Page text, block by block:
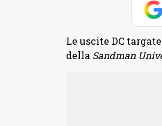
Le uscite DC
della Sandman